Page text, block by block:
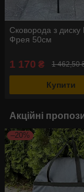
Сковорода з диску
Фрея 50см
1 170 ₴ 1 462,50
Купити
Акційні
–20%